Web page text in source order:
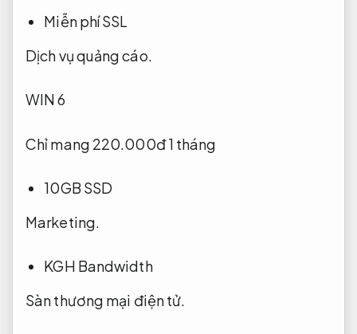
Miễn phí SSL
Dịch vụ quảng cáo.
WIN 6
Chỉ mang 220.000đ 1 tháng
10GB SSD
Marketing.
KGH Bandwidth
Sàn thương mại điện tử.